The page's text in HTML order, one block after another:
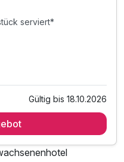
serviert*
serviert*
Gültig bis 18.10.2026